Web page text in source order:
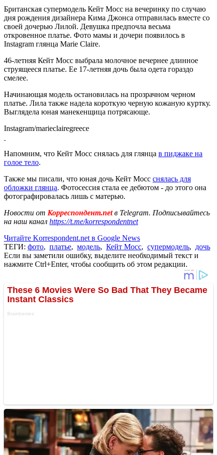
Британская супермодель Кейт Мосс на вечеринку по случаю
дня рождения дизайнера Кима Джонса отправилась вместе со
своей дочерью Лилой. Девушка предпочла весьма
откровенное платье. Фото мамы и дочери появилось в
Instagram глянца Marie Claire.
46-летняя Кейт Мосс выбрала молочное вечернее длинное
струящееся платье. Ее 17-летняя дочь была одета гораздо
смелее.
Начинающая модель остановилась на прозрачном черном
платье. Лила также надела короткую черную кожаную куртку.
Выглядела юная манекенщица потрясающе.
Instagram/marieclairegreece
Напомним, что Кейт Мосс снялась для глянца в пиджаке на
голое тело.
Также мы писали, что юная дочь Кейт Мосс снялась для
обложки глянца. Фотосессия стала ее дебютом - до этого она
фотографировалась лишь с матерью.
Новости от Корреспондент.netв Telegram. Подписывайтесь
на наш канал https://t.me/korrespondentnet
Читайте Korrespondent.net в Google News
ТЕГИ: фото, платье, модель, Кейт Мосс, супермодель, дочь
Если вы заметили ошибку, выделите необходимый текст и
нажмите Ctrl+Enter, чтобы сообщить об этом редакции.